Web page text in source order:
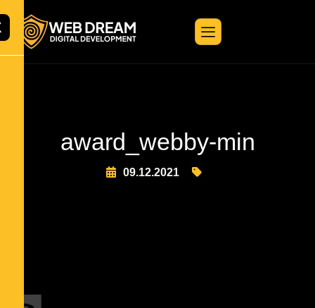
award_webby-min
09.12.2021